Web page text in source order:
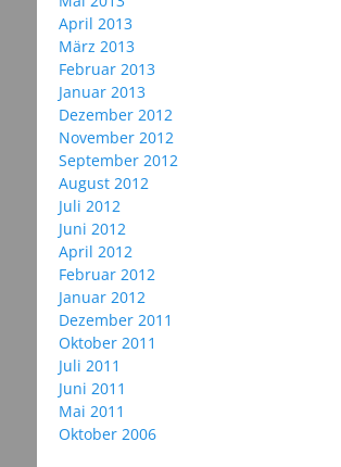
April 2013
März 2013
Februar 2013
Januar 2013
Dezember 2012
November 2012
September 2012
August 2012
Juli 2012
Juni 2012
April 2012
Februar 2012
Januar 2012
Dezember 2011
Oktober 2011
Juli 2011
Juni 2011
Mai 2011
Oktober 2006